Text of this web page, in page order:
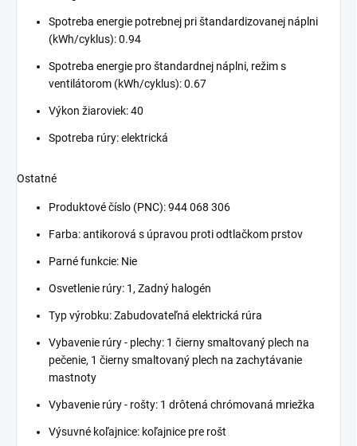
Spotreba energie potrebnej pri štandardizovanej náplni
(kWh/cyklus): 0.94
Spotreba energie pro štandardnej náplni, režim s
ventilátorom (kWh/cyklus): 0.67
Výkon žiaroviek: 40
Spotreba rúry: elektrická
Ostatné
Produktové číslo (PNC): 944 068 306
Farba: antikorová s úpravou proti odtlačkom prstov
Parné funkcie: Nie
Osvetlenie rúry: 1, Zadný halogén
Typ výrobku: Zabudovateľná elektrická rúra
Vybavenie rúry - plechy: 1 čierny smaltovaný plech na
pečenie, 1 čierny smaltovaný plech na zachytávanie
mastnoty
Vybavenie rúry - rošty: 1 drôtená chrómovaná mriežka
Výsuvné koľajnice: koľajnice pre rošt